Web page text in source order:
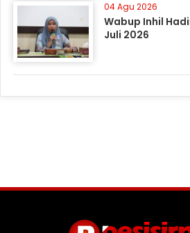
04 Agu 2026
Wabup Inhil
Juli 2026